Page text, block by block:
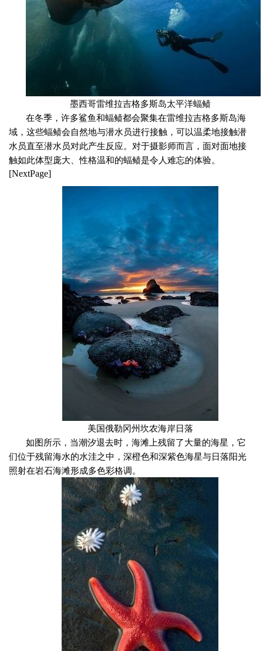
墨西哥雷维拉吉格多斯岛太平洋蝠鲼
在冬季，许多鲨鱼和蝠鲼都会聚集在雷维拉吉格多斯岛海
域，这些蝠鲼会自然地与潜水员进行接触，可以温柔地接触潜
水员直至潜水员对此产生反应。对于摄影师而言，面对面地接
触如此体型庞大、性格温和的蝠鲼是令人难忘的体验。
[NextPage]
美国俄勒冈州坎农海岸日落
如图所示，当潮汐退去时，海滩上残留了大量的海星，它
们位于残留海水的水洼之中，深橙色和深紫色海星与日落阳光
照射在岩石海滩形成多色彩格调。